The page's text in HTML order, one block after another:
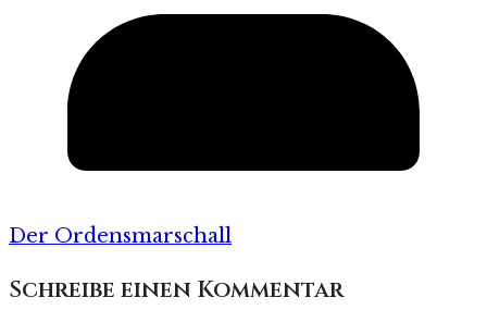
Der Ordensmarschall
Schreibe einen Kommentar